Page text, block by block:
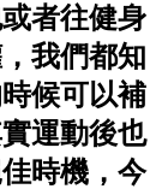
者往健身
我們都知
候可以補
運動後也
時機，今